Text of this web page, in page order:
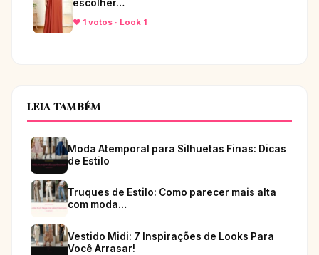
escolher…
♥ 1 votos · Look 1
LEIA TAMBÉM
Moda Atemporal para Silhuetas Finas: Dicas
de Estilo
Truques de Estilo: Como parecer mais alta
com moda…
Vestido Midi: 7 Inspirações de Looks Para
Você Arrasar!